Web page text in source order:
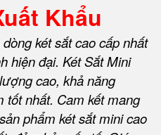
Khẩu
dòng két sắt cao cấp nhất
hiện đại. Két Sắt Mini
cao, khả năng
tốt nhất. Cam kết mang
phẩm két sắt mini cao